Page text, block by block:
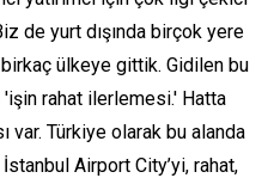
de yurt dışında birçok yere
ülkeye gittik. Gidilen bu
rahat ilerlemesi.' Hatta
var. Türkiye olarak bu alanda
Airport City’yi, rahat,